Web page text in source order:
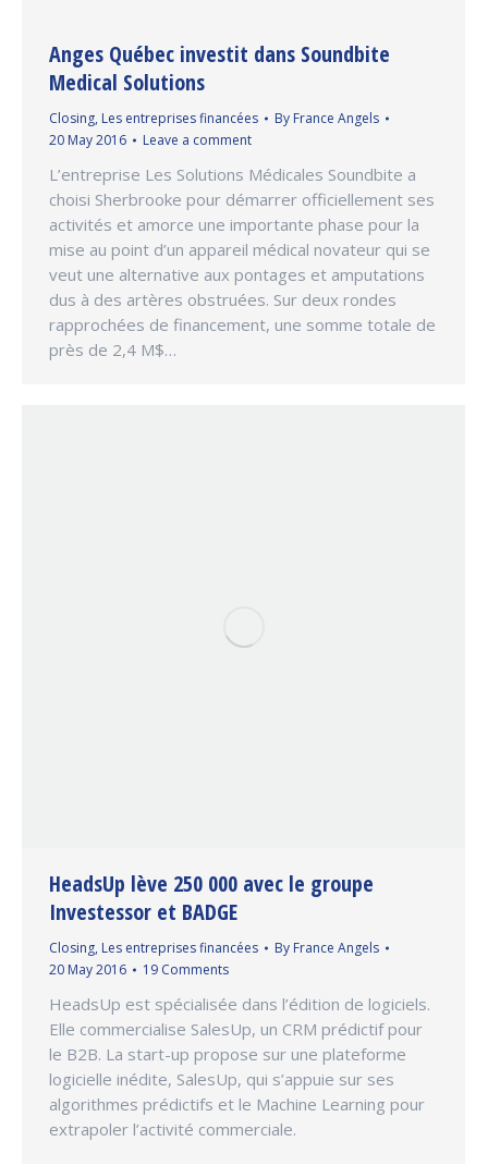
Anges Québec investit dans Soundbite
Medical Solutions
Closing, Les entreprises financées By France Angels
20 May 2016
Leave a comment
L’entreprise Les Solutions Médicales Soundbite a
choisi Sherbrooke pour démarrer officiellement ses
activités et amorce une importante phase pour la
mise au point d’un appareil médical novateur qui se
veut une alternative aux pontages et amputations
dus à des artères obstruées. Sur deux rondes
rapprochées de financement, une somme totale de
près de 2,4 M$…
HeadsUp lève 250 000 avec le groupe
Investessor et BADGE
Closing, Les entreprises financées By France Angels
20 May 2016
19 Comments
HeadsUp est spécialisée dans l’édition de logiciels.
Elle commercialise SalesUp, un CRM prédictif pour
le B2B. La start-up propose sur une plateforme
logicielle inédite, SalesUp, qui s’appuie sur ses
algorithmes prédictifs et le Machine Learning pour
extrapoler l’activité commerciale.